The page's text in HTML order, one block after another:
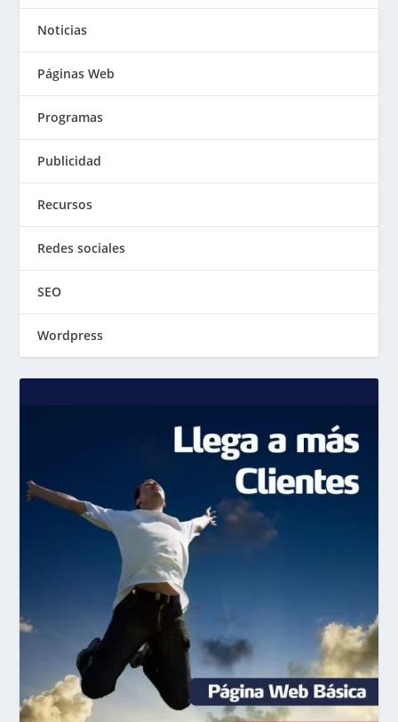
Noticias
Páginas Web
Programas
Publicidad
Recursos
Redes sociales
SEO
Wordpress